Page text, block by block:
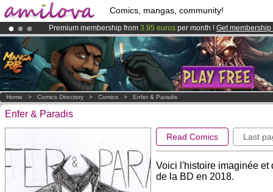
Comics, mangas, community!
Premium membership from 3.95 euros per month ! Get membership
Already 134393membersand 1208comics & mangas!.
AmilovaKickstarter is now LIVE!.
Home > Comics Directory > Comics > Enfer & Paradis
Enfer & Paradis
Read Comics Last
Voici l'histoire imaginée et
de la BD en 2018.